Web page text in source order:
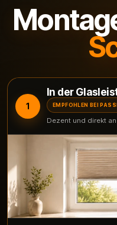
1
In der
EMPFOHLEN BEI
Dezent und direkt